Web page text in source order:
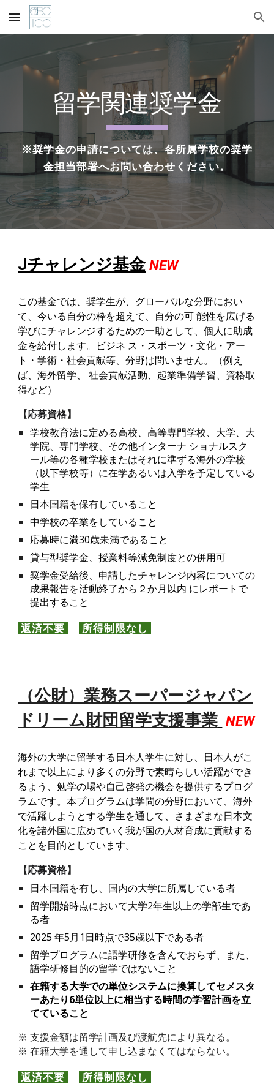
Skip to main content Skip to navigation
留学関連奨学金
※奨学金の申請については、各所属学校の奨学
金担当部署へお問い合わせください。
Jチャレンジ基金 NEW
この基金では、奨学生が、グローバルな分野におい
て、今いる自分の枠を超えて、自分の可 能性を広げる
学びにチャレンジするための一助として、個人に助成
金を給付します。ビジネ ス・スポーツ・文化・アー
ト・学術・社会貢献等、分野は問いません。（例え
ば、海外留学、 社会貢献活動、起業準備学習、資格取
得など）
【応募資格】
学校教育法に定める高校、高等専門学校、大学、大
学院、専門学校、その他インターナ ショナルスク
ール等の各種学校またはそれに準ずる海外の学校
（以下学校等）に在学あるいは入学を予定している
学生
日本国籍を保有していること
中学校の卒業をしていること
応募時に満30歳未満であること
貸与型奨学金、授業料等減免制度との併用可
奨学金受給後、申請したチャレンジ内容についての
成果報告を活動終了から２か月以内 にレポートで
提出すること
返済不要 所得制限なし
（公財）業務スーパージャパン
ドリーム財団留学支援事業 NEW
海外の大学に留学する日本人学生に対し、日本人がこ
れまで以上により多くの分野で素晴らしい活躍ができ
るよう、勉学の場や自己啓発の機会を提供するプログ
ラムです。本プログラムは学問の分野において、海外
で活躍しようとする学生を通して、さまざまな日本文
化を諸外国に広めていく我が国の人材育成に貢献する
ことを目的としています。
【応募資格】
日本国籍を有し、国内の大学に所属している者
留学開始時点において大学2年生以上の学部生であ
る者
2025 年5月1日時点で35歳以下である者
留学プログラムに語学研修を含んでおらず、また、
語学研修目的の留学ではないこと
在籍する大学での単位システムに換算してセメスタ
ーあたり6単位以上に相当する時間の学習計画を立
てていること
※ 支援金額は留学計画及び渡航先により異なる。
※ 在籍大学を通して申し込まなくてはならない。
返済不要 所得制限なし